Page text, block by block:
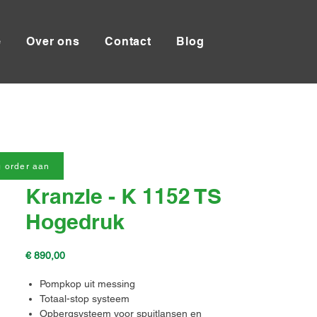
Over ons Contact Blog
Kranzle - K 1152 TS
Hogedruk
€ 890,00Prijs
Pompkop uit messing
Totaal-stop systeem
Opbergsysteem voor spuitlansen en
order aan